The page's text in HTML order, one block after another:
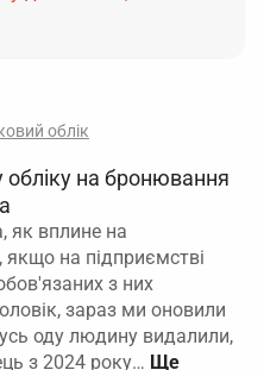
облік
обліку на бронювання
як вплине на
якщо на підприємстві
з них
зараз ми оновили
оду людину видалили,
з 2024 року…